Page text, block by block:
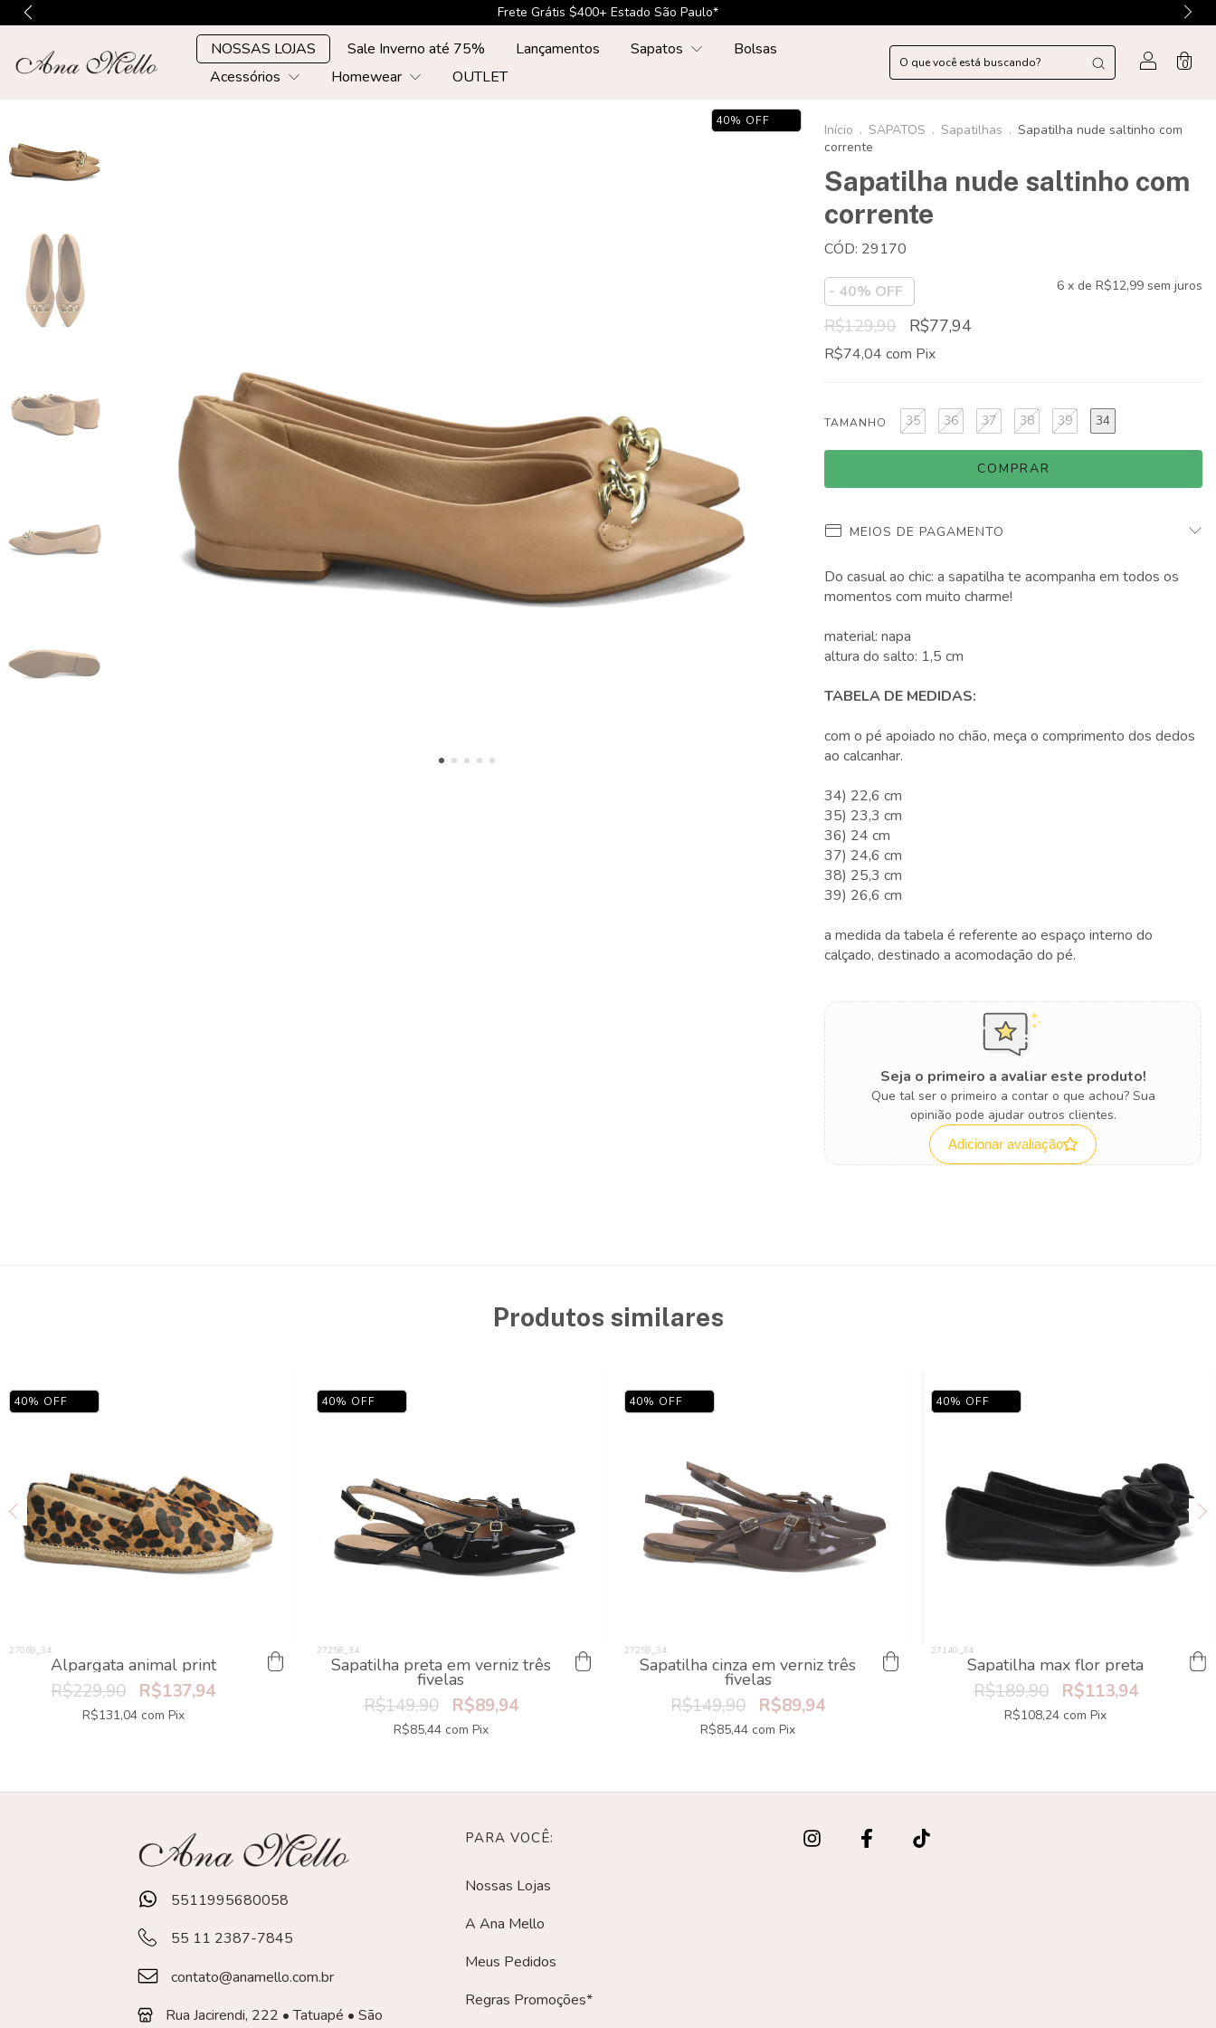
Frete Grátis $500+ Sul, Sudste, Centr-Oeste*
NOSSAS LOJAS Sale Inverno até 75% Lançamentos Sapatos
Bolsas
Acessórios
Homewear OUTLET
0
40% OFF
Início . SAPATOS . Sapatilhas . Sapatilha nude saltinho com
corrente
Sapatilha nude saltinho com
corrente
CÓD: 29170
- 40% OFF
R$129,90 R$77,94
6 x de R$12,99 sem juros
R$74,04 com Pix
TAMANHO 35 36 37 38 39 34
MEIOS DE PAGAMENTO
Do casual ao chic: a sapatilha te acompanha em todos os
momentos com muito charme!
material: napa
altura do salto: 1,5 cm
TABELA DE MEDIDAS:
com o pé apoiado no chão, meça o comprimento dos dedos
ao calcanhar.
34) 22,6 cm
35) 23,3 cm
36) 24 cm
37) 24,6 cm
38) 25,3 cm
39) 26,6 cm
a medida da tabela é referente ao espaço interno do
calçado, destinado a acomodação do pé.
Seja o primeiro a avaliar este produto!
Que tal ser o primeiro a contar o que achou? Sua
opinião pode ajudar outros clientes.
Adicionar avaliação
Produtos similares
40% OFF
Alpargata animal print
R$229,90 R$137,94
R$131,04 com Pix
40% OFF
Sapatilha preta em verniz três
fivelas
R$149,90 R$89,94
R$85,44 com Pix
40% OFF
Sapatilha cinza em verniz três
fivelas
R$149,90 R$89,94
R$85,44 com Pix
40% OFF
Sapatilha max flor preta
R$189,90 R$113,94
R$108,24 com Pix
5511995680058
55 11 2387-7845
contato@anamello.com.br
Rua Jacirendi, 222 • Tatuapé • São
PARA VOCÊ:
Nossas Lojas
A Ana Mello
Meus Pedidos
Regras Promoções*